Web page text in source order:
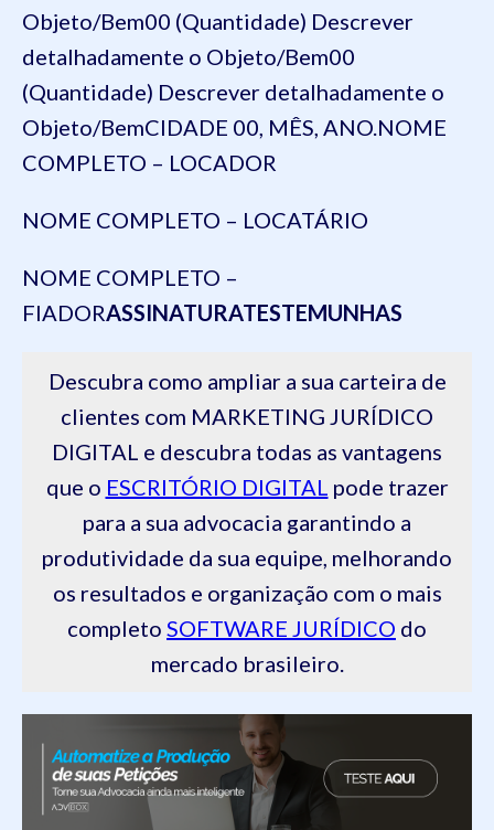
Objeto/Bem00 (Quantidade) Descrever
detalhadamente o Objeto/Bem00
(Quantidade) Descrever detalhadamente o
Objeto/BemCIDADE 00, MÊS, ANO.NOME
COMPLETO – LOCADOR
NOME COMPLETO – LOCATÁRIO
NOME COMPLETO –
FIADORASSINATURATESTEMUNHAS
Descubra como ampliar a sua carteira de
clientes com MARKETING JURÍDICO
DIGITAL e descubra todas as vantagens
que o ESCRITÓRIO DIGITAL pode trazer
para a sua advocacia garantindo a
produtividade da sua equipe, melhorando
os resultados e organização com o mais
completo SOFTWARE JURÍDICO do
mercado brasileiro.